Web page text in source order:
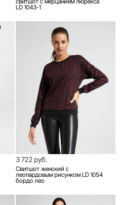
LD 1043-1
3 722 руб.
Свитшот женский c
леопардовым рисунком LD 1054
бордо лео